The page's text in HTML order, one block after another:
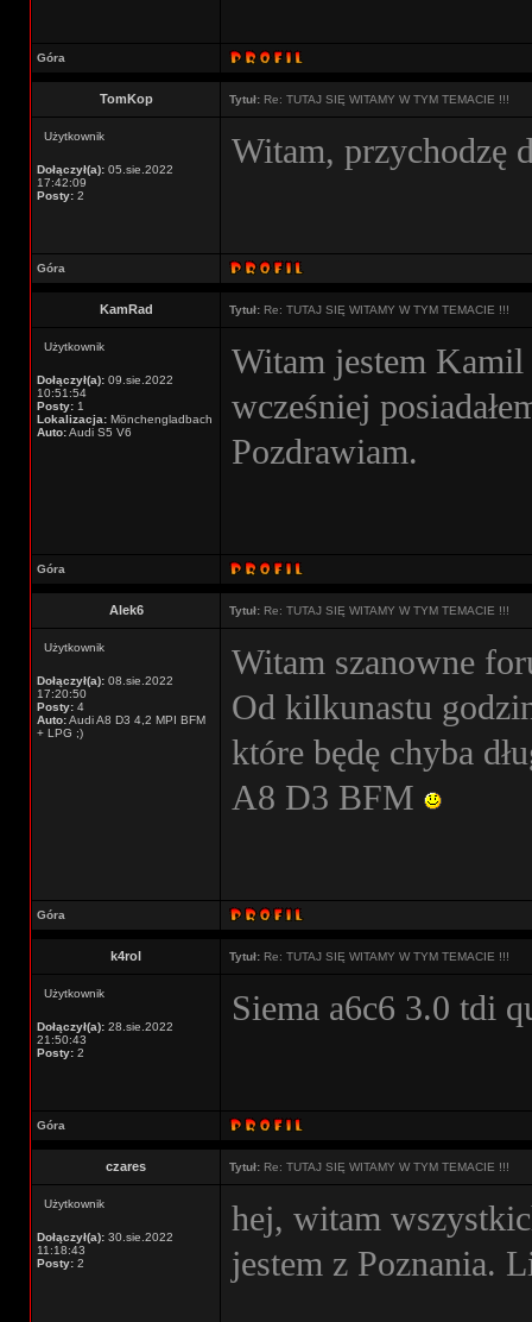
Góra
TomKop Tytuł: Re: TUTAJ SIĘ WITAMY W TYM TEMACIE !!!
Użytkownik
Dołączył(a): 05.sie.2022
17:42:09
Posty: 2
Witam, przychodzę
Góra
KamRad Tytuł: Re: TUTAJ SIĘ WITAMY W TYM TEMACIE !!!
Użytkownik
Dołączył(a): 09.sie.2022
10:51:54
Posty: 1
Lokalizacja: Mönchengladbach
Auto:Audi S5 V6
Witam jestem
wcześniej
Pozdrawiam.
Góra
Alek6 Tytuł: Re: TUTAJ SIĘ WITAMY W TYM TEMACIE !!!
Użytkownik
Dołączył(a): 08.sie.2022
17:20:50
Posty: 4
Auto:Audi A8 D3 4,2 MPI BFM
+ LPG ;)
Witam szanowne
Od kilkunastu
które będę chyba
A8 D3 BFM
Góra
k4rol Tytuł: Re: TUTAJ SIĘ WITAMY W TYM TEMACIE !!!
Użytkownik
Dołączył(a): 28.sie.2022
21:50:43
Posty: 2
Siema a6c6 3.0 tdi
Góra
czares Tytuł: Re: TUTAJ SIĘ WITAMY W TYM TEMACIE !!!
Użytkownik
Dołączył(a): 30.sie.2022
11:18:43
Posty: 2
hej, witam
jestem z Poznania.